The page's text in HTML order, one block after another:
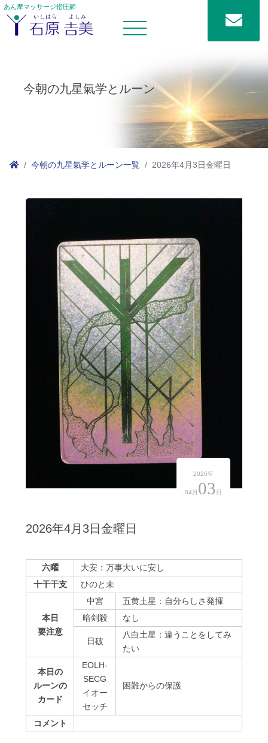
あん摩マッサージ指圧師
今朝の九星氣学とルーン
今朝の九星氣学とルーン一覧 2026年4月3日金曜日
2026年
04月 03 日
2026年4月3日金曜日
六曜
大安：万事大いに安し
十干干支
ひのと未
本日
要注意
中宮
五黄土星：自分らしさ発揮
暗剣殺
なし
⽇破
八白土星：違うことをしてみ
たい
本日の
ルーンの
カード
EOLH-
SECG
イオー
セッチ
困難からの保護
コメント